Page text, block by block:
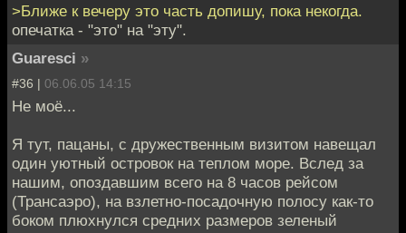
>Ближе к вечеру это часть допишу, пока некогда.
опечатка - "это" на "эту".
Guaresci »
#36 | 06.06.05 14:15
Не моё...
Я тут, пацаны, с дружественным визитом навещал
один уютный островок на теплом море. Вслед за
нашим, опоздавшим всего на 8 часов рейсом
(Трансаэро), на взлетно-посадочную полосу как-то
боком плюхнулся средних размеров зеленый